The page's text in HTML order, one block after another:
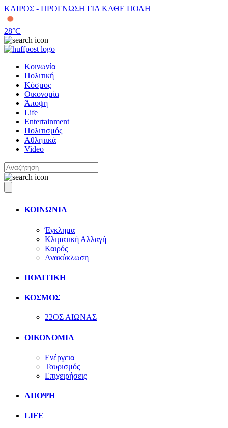
ΚΑΙΡΟΣ - ΠΡΟΓΝΩΣΗ ΓΙΑ ΚΑΘΕ ΠΟΛΗ
28°C
Κοινωνία
Πολιτική
Κόσμος
Οικονομία
Άποψη
Life
Entertainment
Πολιτισμός
Αθλητικά
Video
ΚΟΙΝΩΝΙΑ
Έγκλημα
Κλιματική Αλλαγή
Καιρός
Ανακύκλωση
ΠΟΛΙΤΙΚΗ
ΚΟΣΜΟΣ
22ΟΣ ΑΙΩΝΑΣ
ΟΙΚΟΝΟΜΙΑ
Ενέργεια
Τουρισμός
Επιχειρήσεις
ΑΠΟΨΗ
LIFE